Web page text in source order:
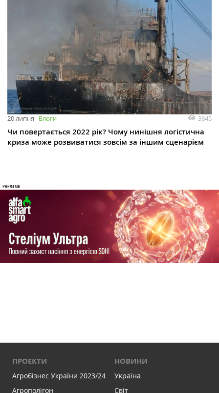
20 липня Блоги 3845
Чи повертається 2022 рік? Чому нинішня логістична
криза може розвиватися зовсім за іншим сценарієм
ПРОЕКТИ
Агробізнес України 2023/24
Агрополігон
НОВИНИ
Україна
Світ